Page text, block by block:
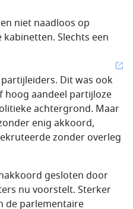
niet naadloos op
Slechts een
Dit was ook
hoog aandeel partijloze
achtergrond. Maar
enig akkoord,
zonder overleg
gesloten door
nu voorstelt. Sterker
de parlementaire